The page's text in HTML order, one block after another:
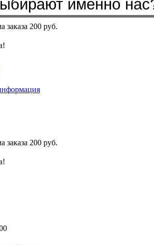
50sbit@krep62.ru
200 руб.
200 руб.
именно